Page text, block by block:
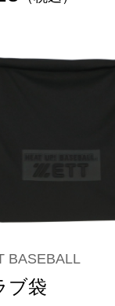
BASEBALL
ブ袋